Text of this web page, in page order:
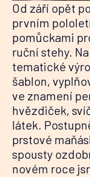
Od září opět
prvním
pomůckami
ruční stehy.
tematické
šablon,
ve znamení
hvězdiček,
látek.
prstové
spousty
novém roce